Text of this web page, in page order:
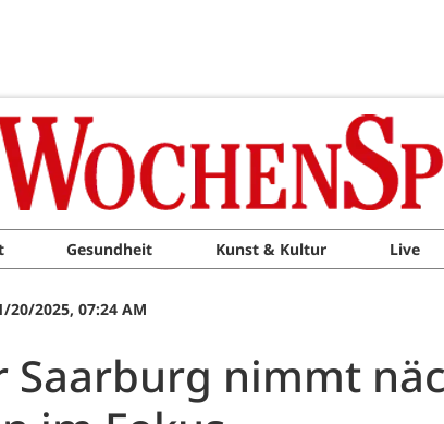
Gesundheit Kunst & Kultur Live
20/2025, 07:24 AM
Saarburg nimmt